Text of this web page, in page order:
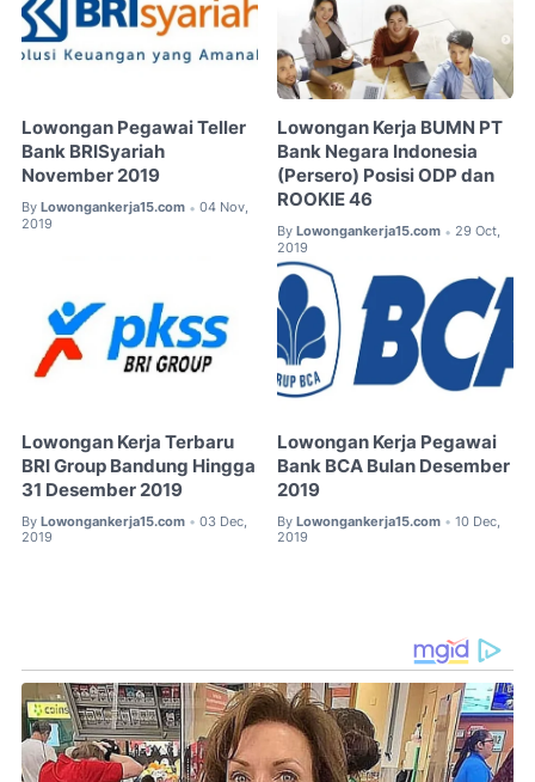
Lowongan Pegawai Teller
Bank BRISyariah
November 2019
By Lowongankerja15.com • 04 Nov,
2019
Lowongan Kerja BUMN PT
Bank Negara Indonesia
(Persero) Posisi ODP dan
ROOKIE 46
By Lowongankerja15.com • 29 Oct,
2019
Lowongan Kerja Terbaru
BRI Group Bandung Hingga
31 Desember 2019
By Lowongankerja15.com • 03 Dec,
2019
Lowongan Kerja Pegawai
Bank BCA Bulan Desember
2019
By Lowongankerja15.com • 10 Dec,
2019